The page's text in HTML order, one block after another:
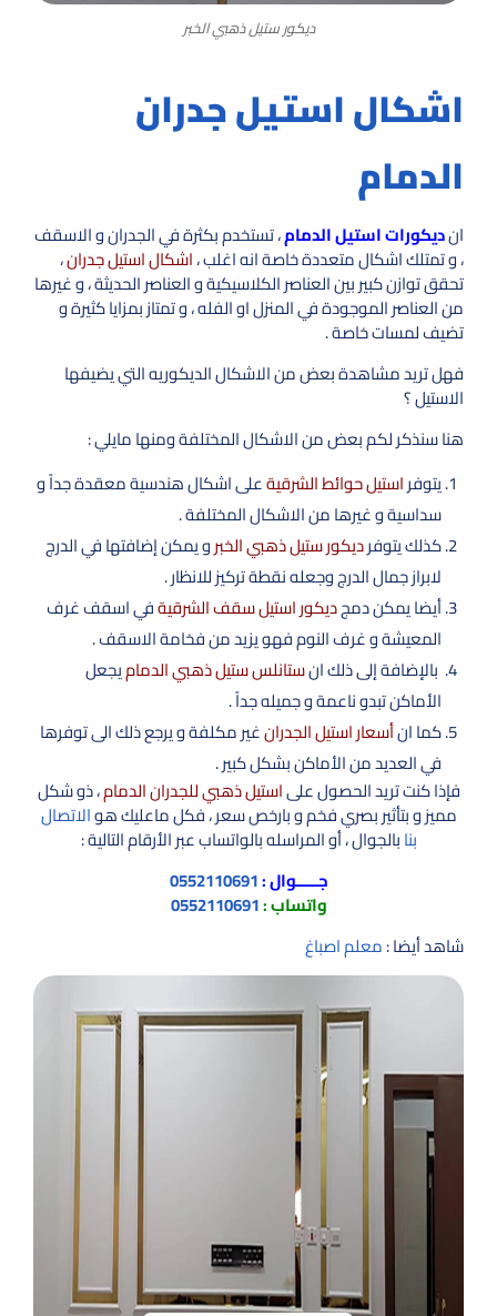
ديكور ستيل ذهبي الخبر
اشكال استيل جدران
الدمام
انديكورات استيل الدمام، تستخدم بكثرة في الجدران و الاسقف
، و تمتلك اشكال متعددة خاصة انه اغلب ،اشكال استيل جدران،
تحقق توازن كبير بين العناصر الكلاسيكية و العناصر الحديثة ، و غيرها
من العناصر الموجودة في المنزل او الفله ، و تمتاز بمزايا كثيرة و
تضيف لمسات خاصة .
فهل تريد مشاهدة بعض من الاشكال الديكوريه التي يضيفها
الاستيل ؟
هنا سنذكر لكم بعض من الاشكال المختلفة ومنها مايلي :
يتوفراستيل حوائط الشرقيةعلى اشكال هندسية معقدة جداً و
سداسية و غيرها من الاشكال المختلفة .
كذلك يتوفرديكور ستيل ذهبي الخبرو يمكن إضافتها في الدرج
لابراز جمال الدرج وجعله نقطة تركيز للانظار .
أيضا يمكن دمجديكور استيل سقف الشرقيةفي اسقف غرف
المعيشة و غرف النوم فهو يزيد من فخامة الاسقف .
بالإضافة إلى ذلك انستانلس ستيل ذهبي الدماميجعل
الأماكن تبدو ناعمة و جميله جداً .
كما انأسعار استيل الجدرانغير مكلفة و يرجع ذلك الى توفرها
في العديد من الأماكن بشكل كبير .
فإذا كنت تريد الحصول علىاستيل ذهبي للجدران الدمام، ذو شكل
مميز و بتأثير بصري فخم و بارخص سعر ، فكل ماعليك هوالاتصال
بنابالجوال ، أو المراسله بالواتساب عبر الأرقام التالية :
جـــــوال :0552110691
واتساب :0552110691
شاهد أيضا :معلم اصباغ